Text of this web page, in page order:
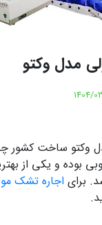
مدل وکتو
1404/
وکتو ساخت کشور
بوده و یکی از
برای اجاره تشک